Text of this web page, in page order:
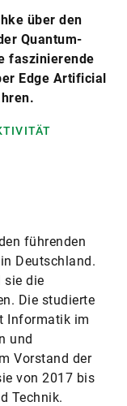
über den
Quantum-
faszinierende
Edge Artificial
führenden
Deutschland.
sie die
Die studierte
Informatik im
und
Vorstand der
von 2017 bis
Technik.